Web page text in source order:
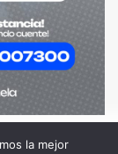
la mejor